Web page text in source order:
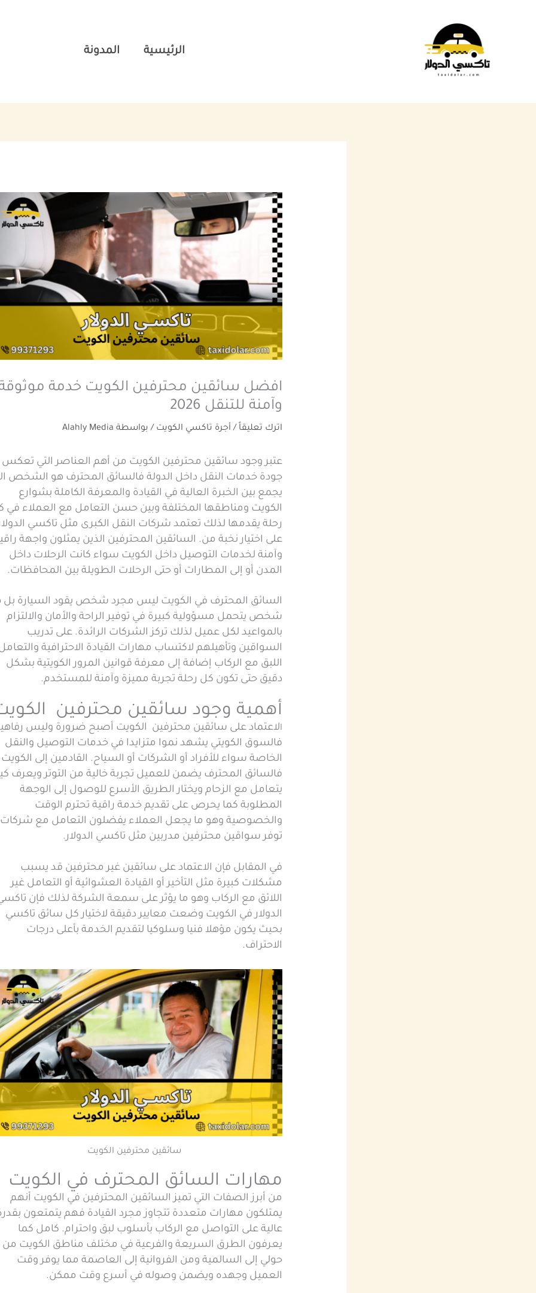
الرئيسية المدونة
افضل سائقين محترفين الكويت خدمة
وآمنة للتنقل 2026
اترك تعليقاً / أجرة تاكسي الكويت / بواسطة Alahly Media
عتبر وجود سائقين محترفين الكويت من أهم العناصر التي تعكس
جودة خدمات النقل داخل الدولة فالسائق المحترف هو الشخص
يجمع بين الخبرة العالية في القيادة والمعرفة الكاملة بشوارع
الكويت ومناطقها المختلفة وبين حسن التعامل مع العملاء في
رحلة يقدمها لذلك تعتمد شركات النقل الكبرى مثل تاكسي
على اختيار نخبة من. السائقين المحترفين الذين يمثلون واجهة
وآمنة لخدمات التوصيل داخل الكويت سواء كانت الرحلات داخل
المدن أو إلى المطارات أو حتى الرحلات الطويلة بين المحافظات.
السائق المحترف في الكويت ليس مجرد شخص يقود السيارة بل
شخص يتحمل مسؤولية كبيرة في توفير الراحة والأمان والالتزام
بالمواعيد لكل عميل لذلك تركز الشركات الرائدة. على تدريب
السواقين وتأهيلهم لاكتساب مهارات القيادة الاحترافية
اللبق مع الركاب إضافة إلى معرفة قوانين المرور الكويتية بشكل
دقيق حتى تكون كل رحلة تجربة مميزة وآمنة للمستخدم.
أهمية وجود سائقين محترفين
الاعتماد على سائقين محترفين الكويت أصبح ضرورة وليس
فالسوق الكويتي يشهد نموا متزايدا في خدمات التوصيل والنقل
الخاصة سواء للأفراد أو الشركات أو السياح. القادمين إلى الكويت
فالسائق المحترف يضمن للعميل تجربة خالية من التوتر ويعرف
يتعامل مع الزحام ويختار الطريق الأسرع للوصول إلى الوجهة
المطلوبة كما يحرص على تقديم خدمة راقية تحترم الوقت
والخصوصية وهو ما يجعل العملاء يفضلون التعامل مع شركات
توفر سواقين محترفين مدربين مثل تاكسي الدولار.
في المقابل فإن الاعتماد على سائقين غير محترفين قد يسبب
مشكلات كبيرة مثل التأخير أو القيادة العشوائية أو التعامل غير
اللائق مع الركاب وهو ما يؤثر على سمعة الشركة لذلك فإن
الدولار في الكويت وضعت معايير دقيقة لاختيار كل سائق تاكسي
بحيث يكون مؤهلا فنيا وسلوكيا لتقديم الخدمة بأعلى درجات
الاحتراف.
سائقين محترفين الكويت
مهارات السائق المحترف في الكويت
من أبرز الصفات التي تميز السائقين المحترفين في الكويت أنهم
يمتلكون مهارات متعددة تتجاوز مجرد القيادة فهم يتمتعون
عالية على التواصل مع الركاب بأسلوب لبق واحترام. كامل كما
يعرفون الطرق السريعة والفرعية في مختلف مناطق الكويت من
حولي إلى السالمية ومن الفروانية إلى العاصمة مما يوفر وقت
العميل وجهده ويضمن وصوله في أسرع وقت ممكن.